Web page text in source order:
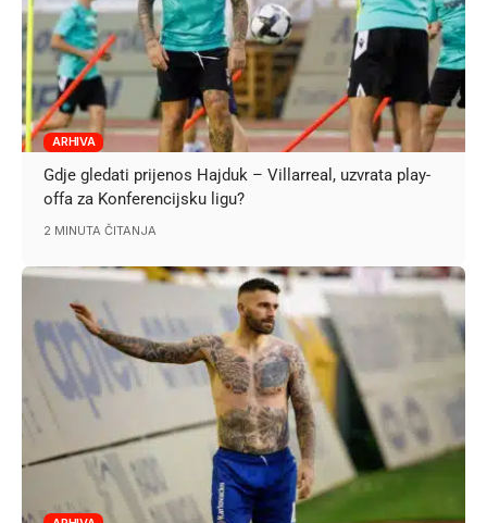
ARHIVA
Gdje gledati prijenos Hajduk – Villarreal, uzvrata play-
offa za Konferencijsku ligu?
2 MINUTA ČITANJA